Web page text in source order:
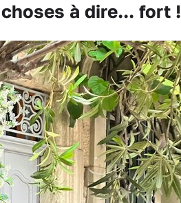
à dire... fort !